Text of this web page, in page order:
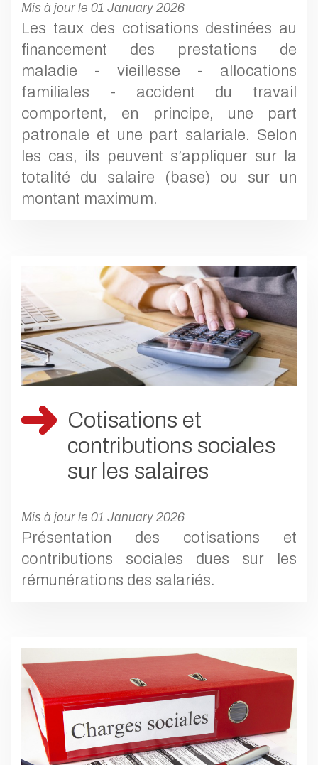
Mis à jour le 01 January 2026
Les taux des cotisations destinées au
financement des prestations de
maladie - vieillesse - allocations
familiales - accident du travail
comportent, en principe, une part
patronale et une part salariale. Selon
les cas, ils peuvent s’appliquer sur la
totalité du salaire (base) ou sur un
montant maximum.
Cotisations et
contributions sociales
sur les salaires
Mis à jour le 01 January 2026
Présentation des cotisations et
contributions sociales dues sur les
rémunérations des salariés.